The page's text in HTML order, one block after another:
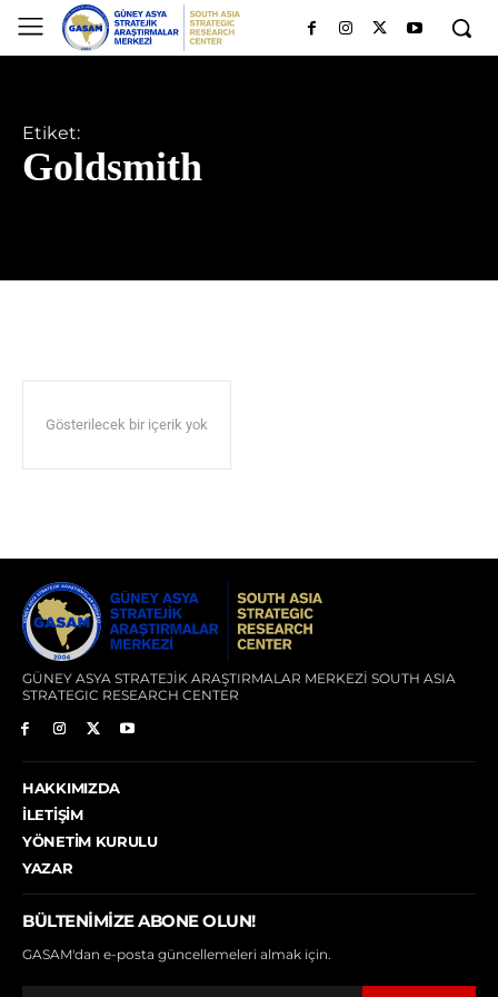
Etiket:
Goldsmith
Gösterilecek bir içerik yok
GÜNEY ASYA STRATEJİK ARAŞTIRMALAR MERKEZİ SOUTH ASIA
STRATEGIC RESEARCH CENTER
HAKKIMIZDA
İLETIŞIM
YÖNETIM KURULU
YAZAR
BÜLTENIMIZE ABONE OLUN!
GASAM'dan e-posta güncellemeleri almak için.